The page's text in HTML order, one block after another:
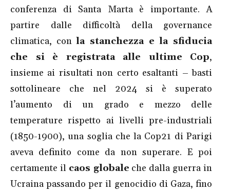
conferenza di Santa Marta è importante. A
partire dalle difficoltà della governance
climatica, conla stanchezza e la sfiducia
che si è registrata alle ultime Cop,
insieme ai risultati non certo esaltanti – basti
sottolineare che nel 2024 si è superato
l’aumento di un grado e mezzo delle
temperature rispetto ai livelli pre-industriali
(1850-1900), una soglia che la Cop21 di Parigi
aveva definito come da non superare. E poi
certamente il caos globale che dalla guerra in
Ucraina passando per il genocidio di Gaza, fino